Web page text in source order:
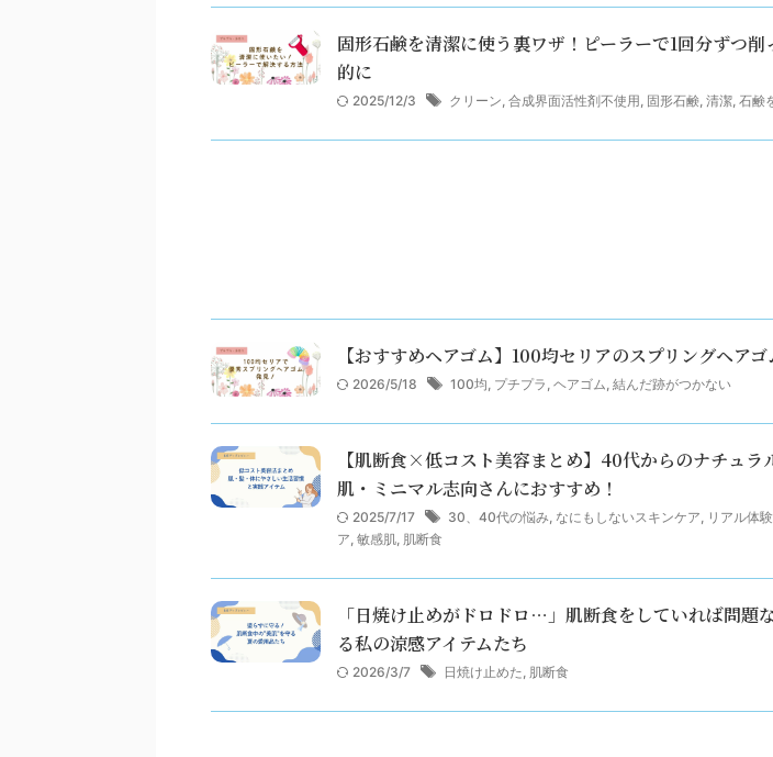
固形石鹸を清潔に使う裏ワザ！ピーラーで1回分ずつ
的に
2025/12/3 クリーン 合成界面活性剤不使用 固形石鹸 清潔 石鹸
【おすすめヘアゴム】100均セリアのスプリングヘア
2026/5/18 100均 プチプラ ヘアゴム 結んだ跡がつかない
【肌断食×低コスト美容まとめ】40代からのナチュラ
肌・ミニマル志向さんにおすすめ！
2025/7/17 30、40代の悩み なにもしないスキンケア リアル体
ア 敏感肌 肌断食
「日焼け止めがドロドロ…」肌断食をしていれば問題
る私の涼感アイテムたち
2026/3/7 日焼け止めた 肌断食